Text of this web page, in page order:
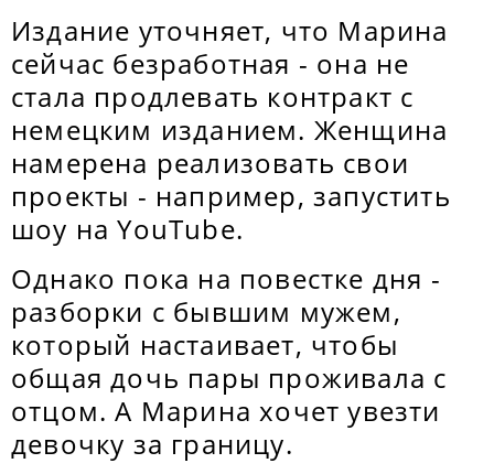
Издание уточняет, что Марина
сейчас безработная - она не
стала продлевать контракт с
немецким изданием. Женщина
намерена реализовать свои
проекты - например, запустить
шоу на YouTube.
Однако пока на повестке дня -
разборки с бывшим мужем,
который настаивает, чтобы
общая дочь пары проживала с
отцом. А Марина хочет увезти
девочку за границу.